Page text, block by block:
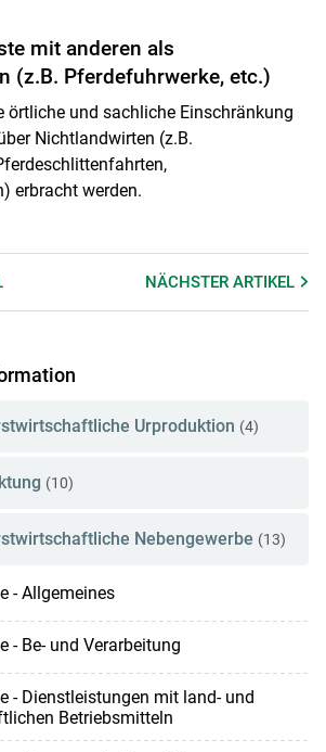
mit anderen als
(z.B. Pferdefuhrwerke, etc.)
örtliche und sachliche Einschränkung
Nichtlandwirten (z.B.
erbracht werden.
NÄCHSTERARTIKEL
Urproduktion (4)
(10)
Nebengewerbe (13)
- Allgemeines
- Be- und Verarbeitung
- Dienstleistungen mit land- und
Betriebsmitteln